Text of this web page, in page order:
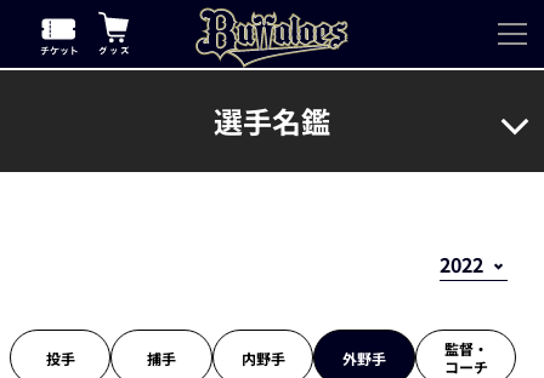
選手名鑑
投手 捕手 内野手 外野手
監督・
コーチ